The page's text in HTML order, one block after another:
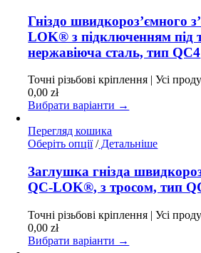
має
кілька
варіантів.
Параметри
вибрати
сторінці
Гніздо швидкороз’ємного
LOK® з підключенням під
нержавіюча сталь, тип QC4
Точні різьбові кріплення | Усі
0,00zł
Вибрати варіанти →
Перегляд кошика
Оберіть опції Цей
має
кілька
варіантів.
можна
на
/Детальніше
Заглушка гнізда
QC-LOK®, з тросом, тип
Точні різьбові кріплення | Усі
0,00zł
Вибрати варіанти →